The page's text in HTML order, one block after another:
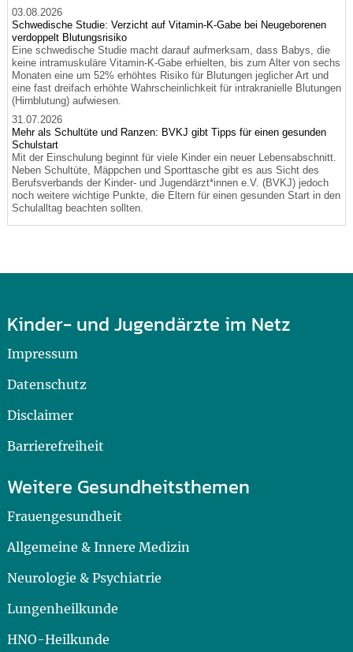
03.08.2026
Schwedische Studie: Verzicht auf Vitamin-K-Gabe bei Neugeborenen
verdoppelt Blutungsrisiko
Eine schwedische Studie macht darauf aufmerksam, dass Babys, die
keine intramuskuläre Vitamin-K-Gabe erhielten, bis zum Alter von sechs
Monaten eine um 52% erhöhtes Risiko für Blutungen jeglicher Art und
eine fast dreifach erhöhte Wahrscheinlichkeit für intrakranielle Blutungen
(Hirnblutung) aufwiesen.
31.07.2026
Mehr als Schultüte und Ranzen: BVKJ gibt Tipps für einen gesunden
Schulstart
Mit der Einschulung beginnt für viele Kinder ein neuer Lebensabschnitt.
Neben Schultüte, Mäppchen und Sporttasche gibt es aus Sicht des
Berufsverbands der Kinder- und Jugendärzt*innen e.V. (BVKJ) jedoch
noch weitere wichtige Punkte, die Eltern für einen gesunden Start in den
Schulalltag beachten sollten.
Kinder- und Jugendärzte im Netz
Impressum
Datenschutz
Disclaimer
Barrierefreiheit
Weitere Gesundheitsthemen
Frauengesundheit
Allgemeine & Innere Medizin
Neurologie & Psychiatrie
Lungenheilkunde
HNO-Heilkunde